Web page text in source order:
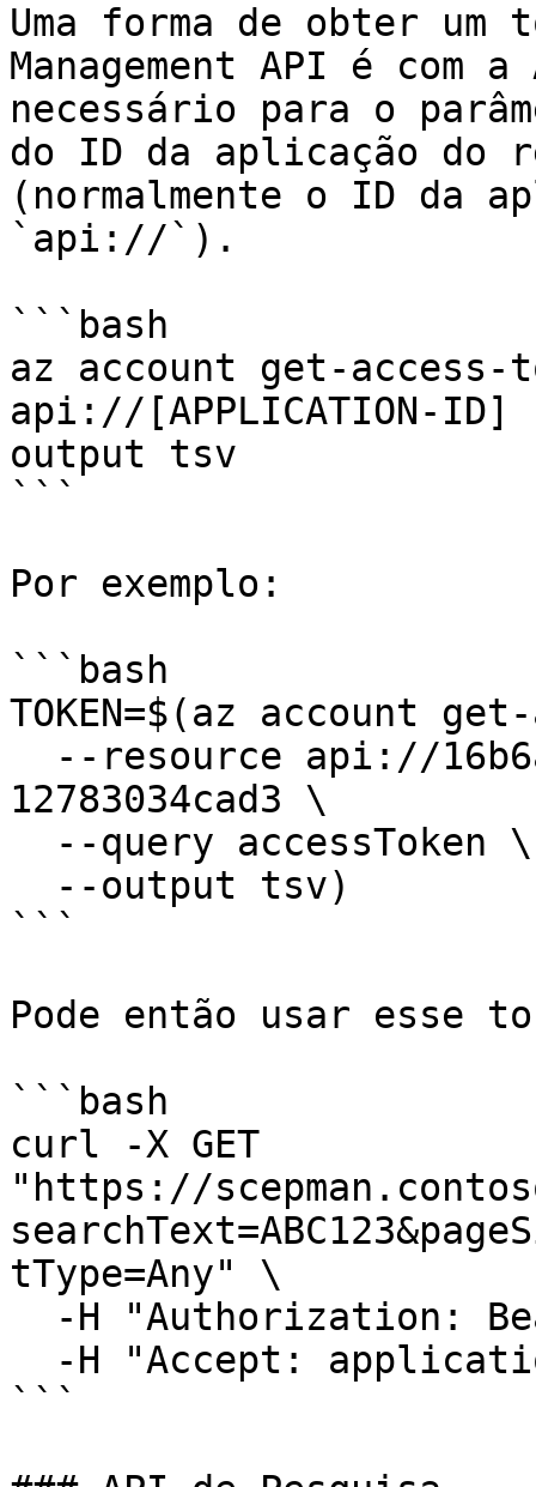
Uma forma de obter um
Management API é com
necessário para o
do ID da aplicação do
(normalmente o ID da
`api://`).
```bash
az account get-access-
api://[APPLICATION-
output tsv
```
Por exemplo:
```bash
TOKEN=$(az account
12783034cad3 \
```
Pode então usar esse
```bash
curl -X GET
"https://
tType=Any" \
```